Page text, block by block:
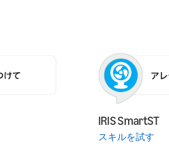
IRIS SmartST
スキルを試す